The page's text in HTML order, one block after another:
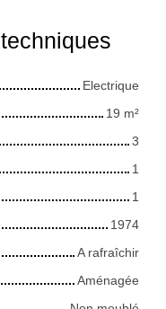
techniques
Electrique
19 m²
3
1
1
1974
A rafraîchir
Aménagée